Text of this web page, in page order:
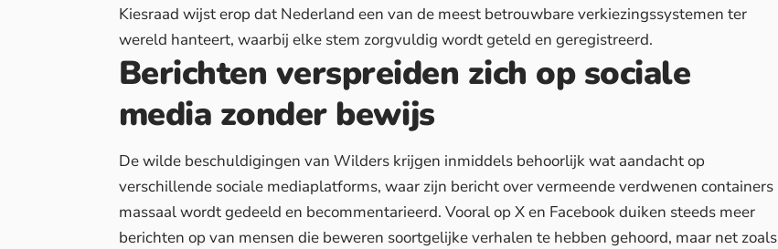
Kiesraad wijst erop dat Nederland een van de meest betrouwbare verkiezingssystemen ter
wereld hanteert, waarbij elke stem zorgvuldig wordt geteld en geregistreerd.
Berichten verspreiden zich op sociale
media zonder bewijs
De wilde beschuldigingen van Wilders krijgen inmiddels behoorlijk wat aandacht op
verschillende sociale mediaplatforms, waar zijn bericht over vermeende verdwenen containers
massaal wordt gedeeld en becommentarieerd. Vooral op X en Facebook duiken steeds meer
berichten op van mensen die beweren soortgelijke verhalen te hebben gehoord, maar net zoals